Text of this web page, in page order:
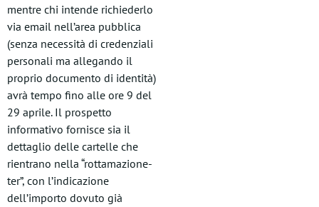
mentre chi intende richiederlo
via email nell’area pubblica
(senza necessità di credenziali
personali ma allegando il
proprio documento di identità)
avrà tempo fino alle ore 9 del
29 aprile. Il prospetto
informativo fornisce sia il
dettaglio delle cartelle che
rientrano nella “rottamazione-
ter”, con l’indicazione
dell’importo dovuto già